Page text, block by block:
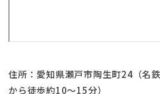
住所：愛知県瀬戸市陶生町24（名
から徒歩約10～15分）